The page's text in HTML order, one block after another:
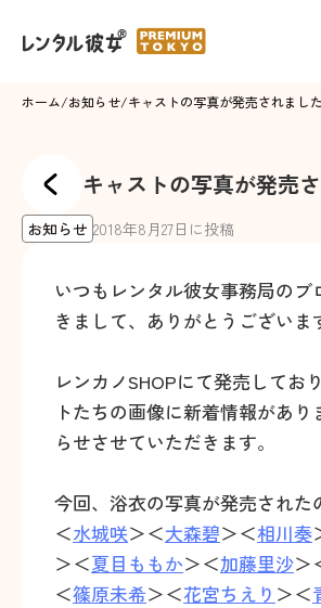
ホーム/お知らせ/キャストの写真が発売されました
キャストの写真が発売
お知らせ 2018年8月27日に投稿
いつもレンタル彼女事務局のブ
きまして、ありがとうございま
レンカノSHOPにて発売してお
トたちの画像に新着情報があり
らせさせていただきます。
今回、浴衣の写真が発売された
＜水城咲＞＜大森碧＞＜相川奏
＞＜夏目ももか＞＜加藤里沙＞
＜篠原未希＞＜花宮ちえり ＞＜